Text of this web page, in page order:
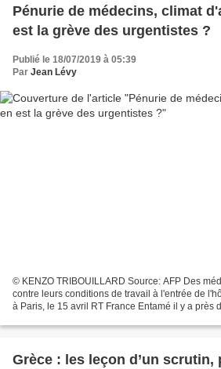
Pénurie de médecins, climat
est la grève des urgentistes ?
Publié le 18/07/2019 à 05:39
Par Jean Lévy
© KENZO TRIBOUILLARD Source: AFP Des
contre leurs conditions de travail à l'entrée de
à Paris, le 15 avril RT France Entamé il y a près
Grèce : les leçon d’un scrutin, par Antoine